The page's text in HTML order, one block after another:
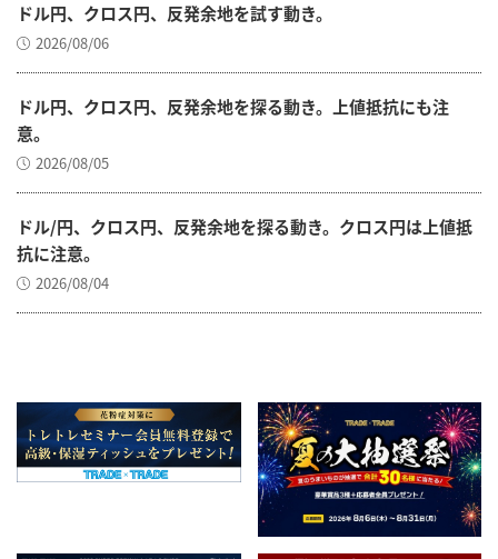
ドル円、クロス円、反発余地を試す動き。
2026/08/06
ドル円、クロス円、反発余地を探る動き。上値抵抗にも注
意。
2026/08/05
ドル/円、クロス円、反発余地を探る動き。クロス円は上値抵
抗に注意。
2026/08/04